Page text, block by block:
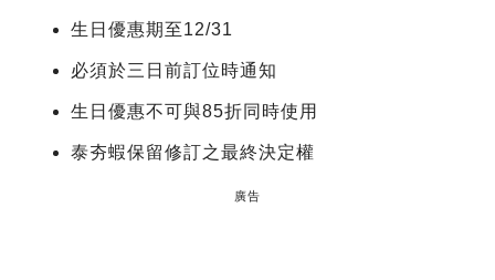
生日優惠期至12/31
必須於三日前訂位時通知
生日優惠不可與85折同時使用
泰夯蝦保留修訂之最終決定權
廣告